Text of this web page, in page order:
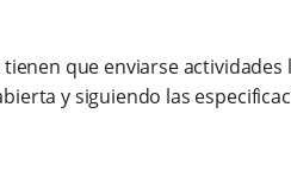
que enviarse actividades
y siguiendo las